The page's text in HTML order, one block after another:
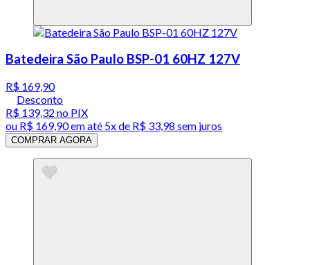
Batedeira São Paulo BSP-01 60HZ 127V
R$ 169,90
Desconto
R$ 139,32 no PIX
ou R$ 169,90em até 5x de R$ 33,98 sem juros
COMPRAR AGORA